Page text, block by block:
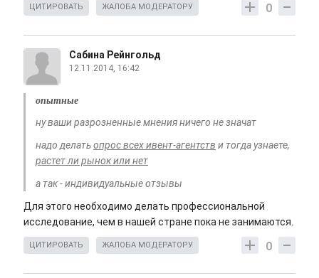
0
ЦИТИРОВАТЬ ЖАЛОБА МОДЕРАТОРУ
Сабина Рейнгольд
12.11.2014, 16:42
опытные
ну ваши разрозненные мнения ничего не значат
надо делатьопрос всех ивент-агентств и тогда узнаете,
растет ли рынок или нет
а так - индивидуальные отзывы
Для этого необходимо делать профессиональной
исследование, чем в нашей стране пока не занимаются.
0
ЦИТИРОВАТЬ ЖАЛОБА МОДЕРАТОРУ